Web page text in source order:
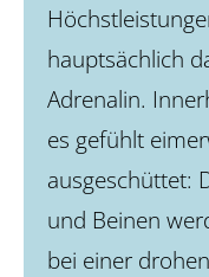
hauptsächlich
Adrenalin.
es gefühlt
ausgeschüttet:
und Beinen
bei einer